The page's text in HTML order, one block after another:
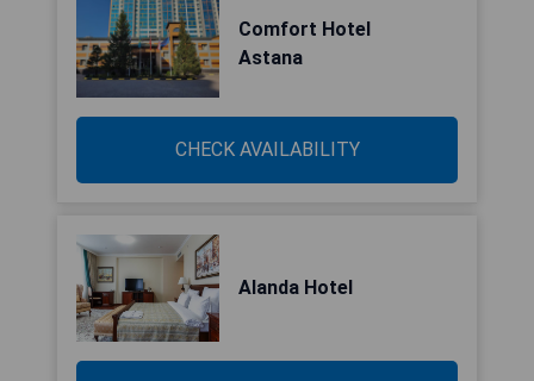
Comfort Hotel
Astana
CHECK AVAILABILITY
Alanda Hotel